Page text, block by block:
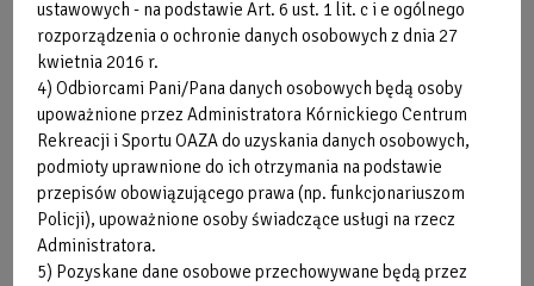
zgody osoby na przetwarzanie danych osobowych - na
podstawie Art. 6 ust.1 lit a ogólnego rozporządzenia o
ochronie danych osobowych z dnia 27 kwietnia 2016 r.,
przysługuje Pani/Panu prawo żądania od administratora
dostępu do danych osobowych, prawo do ich sprostowania,
usunięcia lub ograniczenia przetwarzania, prawo do
wniesienia sprzeciwu wobec przetwarzania, prawo do
przenoszenia danych.
7) pozyskane dane osobowe nie będą przekazywane do
państwa trzeciego lub organizacji międzynarodowej.
ustawowych - na podstawie Art. 6 ust. 1 lit. c i e ogólnego
rozporządzenia o ochronie danych osobowych z dnia 27
kwietnia 2016 r.
4) Odbiorcami Pani/Pana danych osobowych będą osoby
upoważnione przez Administratora Kórnickiego Centrum
Rekreacji i Sportu OAZA do uzyskania danych osobowych,
podmioty uprawnione do ich otrzymania na podstawie
przepisów obowiązującego prawa (np. funkcjonariuszom
Policji), upoważnione osoby świadczące usługi na rzecz
Administratora.
5) Pozyskane dane osobowe przechowywane będą przez